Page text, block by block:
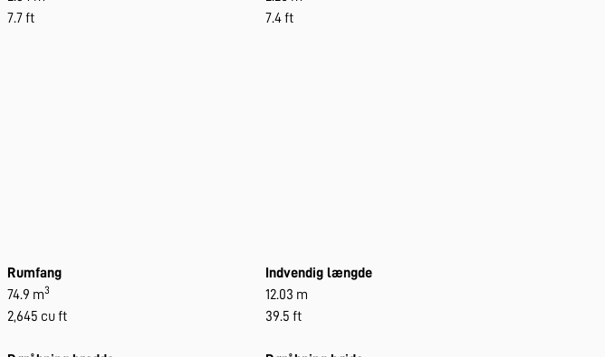
7.7 ft
7.4 ft
Rumfang
74.9 m3
2,645 cu ft
Indvendig længde
12.03 m
39.5 ft